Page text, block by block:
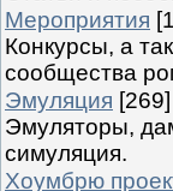
Мероприятия
Конкурсы, а
сообщества
Эмуляция [269]
Эмуляторы,
симуляция.
Хоумбрю